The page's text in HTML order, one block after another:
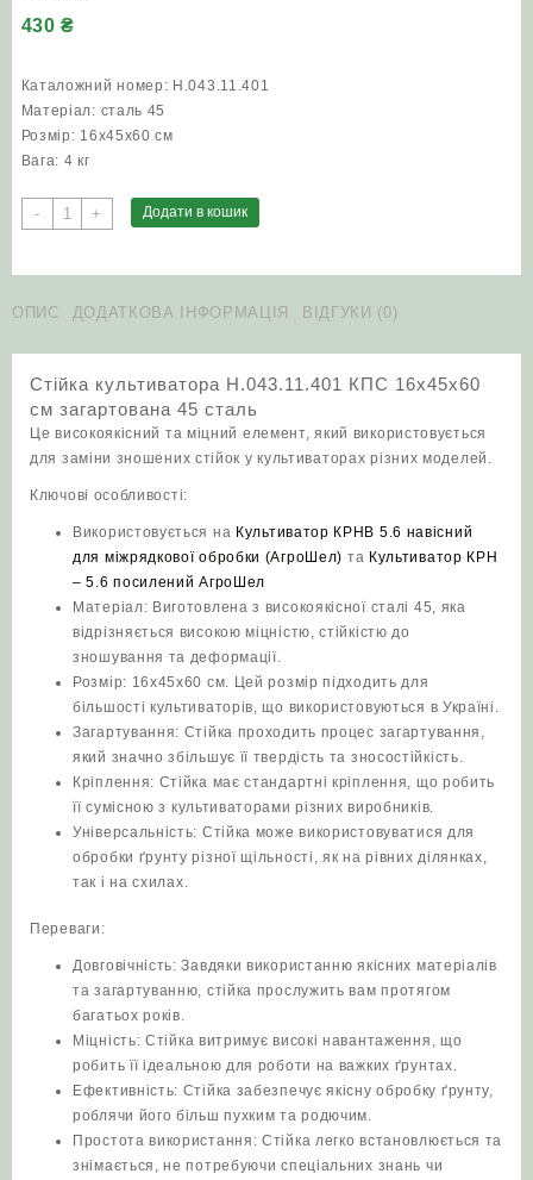
430₴
Каталожний номер: Н.043.11.401
Матеріал: сталь 45
Розмір: 16х45х60 см
Вага: 4 кг
-
Стійка
культиватора
16х45х60
45
сталь
кількість
+ Додати в кошик
ОПИС ДОДАТКОВА ІНФОРМАЦІЯ ВІДГУКИ (0)
Стійка культиватора Н.043.11.401 КПС 16х45х60
см загартована 45 сталь
Це високоякісний та міцний елемент, який використовується
для заміни зношених стійок у культиваторах різних моделей.
Ключові особливості:
Використовується на Культиватор КРНВ 5.6 навісний
для міжрядкової обробки (АгроШел) та Культиватор КРН
– 5.6 посилений АгроШел
Матеріал: Виготовлена з високоякісної сталі 45, яка
відрізняється високою міцністю, стійкістю до
зношування та деформації.
Розмір: 16х45х60 см. Цей розмір підходить для
більшості культиваторів, що використовуються в Україні.
Загартування: Стійка проходить процес загартування,
який значно збільшує її твердість та зносостійкість.
Кріплення: Стійка має стандартні кріплення, що робить
її сумісною з культиваторами різних виробників.
Універсальність: Стійка може використовуватися для
обробки ґрунту різної щільності, як на рівних ділянках,
так і на схилах.
Переваги:
Довговічність: Завдяки використанню якісних матеріалів
та загартуванню, стійка прослужить вам протягом
багатьох років.
Міцність: Стійка витримує високі навантаження, що
робить її ідеальною для роботи на важких ґрунтах.
Ефективність: Стійка забезпечує якісну обробку ґрунту,
роблячи його більш пухким та родючим.
Простота використання: Стійка легко встановлюється та
знімається, не потребуючи спеціальних знань чи